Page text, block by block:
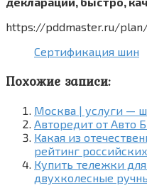
https://pddmaster.ru/plan/
Сертификация шин
Похожие записи:
Москва | услуги —
Авторедит от Авто
Какая из
рейтинг
Купить тележки
двухколесные